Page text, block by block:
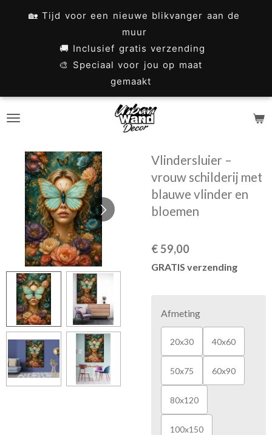
🏡 Tijd voor een nieuwe blikvanger aan de
muur
🚚 Inclusief gratis verzending
🎨 Speciaal voor jou op maat
gemaakt
Vlindersluier –
vrouw schilderij met
blauwe vlinder en
bloemen
€ 59,00
GRATIS verzending
Afmeting
20x30 40x60
50x75 60x90
80x120
100x150